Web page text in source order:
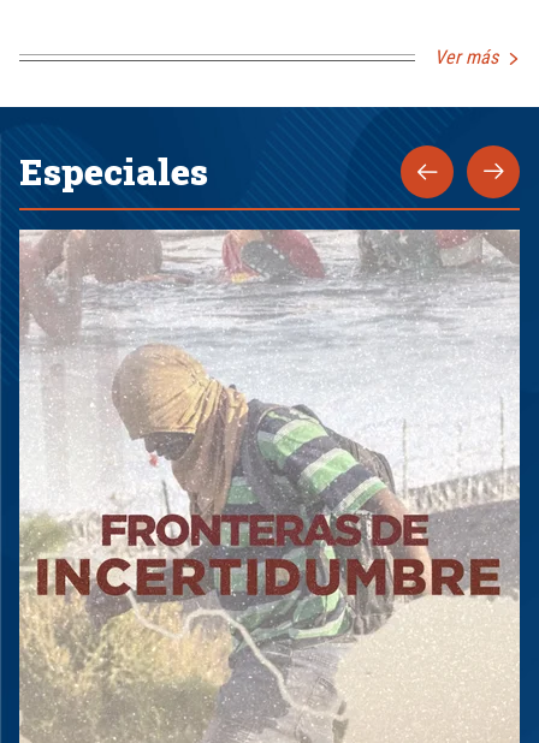
Ver más
Especiales